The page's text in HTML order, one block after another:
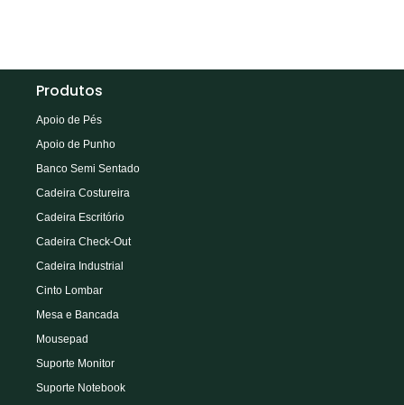
Produtos
Apoio de Pés
Apoio de Punho
Banco Semi Sentado
Cadeira Costureira
Cadeira Escritório
Cadeira Check-Out
Cadeira Industrial
Cinto Lombar
Mesa e Bancada
Mousepad
Suporte Monitor
Suporte Notebook